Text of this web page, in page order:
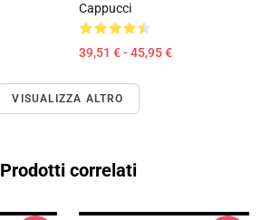
Cappucci
39,51 € - 45,95 €
VISUALIZZA ALTRO
Prodotti correlati